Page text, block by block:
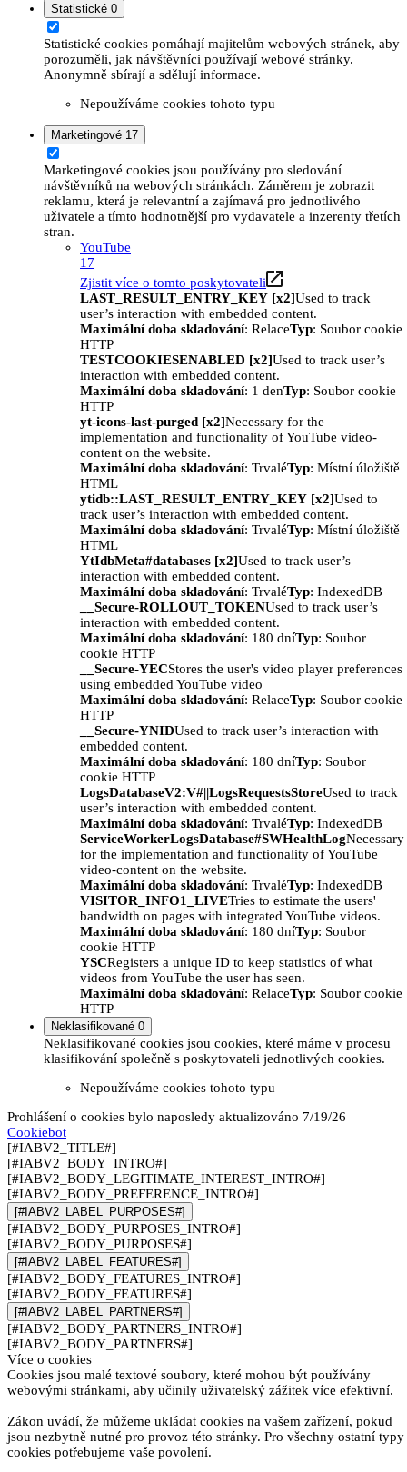
Statistické 0
Statistické cookies pomáhají majitelům webových stránek, aby
porozuměli, jak návštěvníci používají webové stránky.
Anonymně sbírají a sdělují informace.
Nepoužíváme cookies tohoto typu
Marketingové 17
Marketingové cookies jsou používány pro sledování
návštěvníků na webových stránkách. Záměrem je zobrazit
reklamu, která je relevantní a zajímavá pro jednotlivého
uživatele a tímto hodnotnější pro vydavatele a inzerenty třetích
stran.
YouTube
17
Zjistit více o tomto poskytovateli
LAST_RESULT_ENTRY_KEY [x2]Used to track
user’s interaction with embedded content.
Maximální doba skladování: RelaceTyp: Soubor cookie
HTTP
TESTCOOKIESENABLED [x2]Used to track user’s
interaction with embedded content.
Maximální doba skladování: 1 denTyp: Soubor cookie
HTTP
yt-icons-last-purged [x2]Necessary for the
implementation and functionality of YouTube video-
content on the website.
Maximální doba skladování: TrvaléTyp: Místní úložiště
HTML
ytidb::LAST_RESULT_ENTRY_KEY [x2]Used to
track user’s interaction with embedded content.
Maximální doba skladování: TrvaléTyp: Místní úložiště
HTML
YtIdbMeta#databases [x2]Used to track user’s
interaction with embedded content.
Maximální doba skladování: TrvaléTyp: IndexedDB
__Secure-ROLLOUT_TOKENUsed to track user’s
interaction with embedded content.
Maximální doba skladování: 180 dníTyp: Soubor
cookie HTTP
__Secure-YECStores the user's video player preferences
using embedded YouTube video
Maximální doba skladování: RelaceTyp: Soubor cookie
HTTP
__Secure-YNIDUsed to track user’s interaction with
embedded content.
Maximální doba skladování: 180 dníTyp: Soubor
cookie HTTP
LogsDatabaseV2:V#||LogsRequestsStoreUsed to track
user’s interaction with embedded content.
Maximální doba skladování: TrvaléTyp: IndexedDB
ServiceWorkerLogsDatabase#SWHealthLogNecessary
for the implementation and functionality of YouTube
video-content on the website.
Maximální doba skladování: TrvaléTyp: IndexedDB
VISITOR_INFO1_LIVETries to estimate the users'
bandwidth on pages with integrated YouTube videos.
Maximální doba skladování: 180 dníTyp: Soubor
cookie HTTP
YSCRegisters a unique ID to keep statistics of what
videos from YouTube the user has seen.
Maximální doba skladování: RelaceTyp: Soubor cookie
HTTP
Neklasifikované 0
Neklasifikované cookies jsou cookies, které máme v procesu
klasifikování společně s poskytovateli jednotlivých cookies.
Nepoužíváme cookies tohoto typu
Prohlášení o cookies bylo naposledy aktualizováno 7/19/26
Cookiebot
[#IABV2_TITLE#]
[#IABV2_BODY_INTRO#]
[#IABV2_BODY_LEGITIMATE_INTEREST_INTRO#]
[#IABV2_BODY_PREFERENCE_INTRO#]
[#IABV2_LABEL_PURPOSES#]
[#IABV2_BODY_PURPOSES_INTRO#]
[#IABV2_BODY_PURPOSES#]
[#IABV2_LABEL_FEATURES#]
[#IABV2_BODY_FEATURES_INTRO#]
[#IABV2_BODY_FEATURES#]
[#IABV2_LABEL_PARTNERS#]
[#IABV2_BODY_PARTNERS_INTRO#]
[#IABV2_BODY_PARTNERS#]
Více o cookies
Cookies jsou malé textové soubory, které mohou být používány
webovými stránkami, aby učinily uživatelský zážitek více efektivní.
Zákon uvádí, že můžeme ukládat cookies na vašem zařízení, pokud
jsou nezbytně nutné pro provoz této stránky. Pro všechny ostatní typy
cookies potřebujeme vaše povolení.